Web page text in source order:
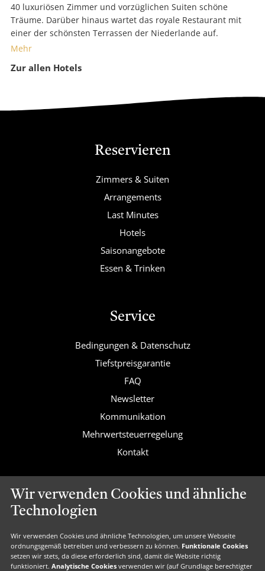
Wir verwenden Cookies und ähnliche
Technologien
Wir verwenden Cookies und ähnliche Technologien, um unsere Webseite
ordnungsgemäß betreiben und verbessern zu können. Funktionale Cookies
setzen wir stets, da diese erforderlich sind, damit die Website richtig
funktioniert. Analytische Cookies verwenden wir (auf Grundlage berechtigter
40 luxuriösen Zimmer und vorzüglichen Suiten schöne
Träume. Darüber hinaus wartet das royale Restaurant mit
einer der schönsten Terrassen der Niederlande auf.
Mehr
Zur allen Hotels
Reservieren
Zimmers & Suiten
Arrangements
Last Minutes
Hotels
Saisonangebote
Essen & Trinken
Service
Bedingungen & Datenschutz
Tiefstpreisgarantie
FAQ
Newsletter
Kommunikation
Mehrwertsteuerregelung
Kontakt
Valk Exclusief
Valk Geschenkkarte
Valk Suiten